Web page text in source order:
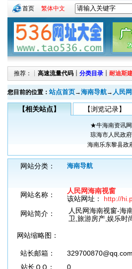
首页 繁体中文
推荐：┊ 高速流量代码 ┊ 分类目录 ┊ 耐迪斯
您目前的位置： 站点首页→海南导航→ 人民
【相关站点】 【浏览记录】
★牛海南资讯网
琼海市人民政府
海南乐东黎县政
网站分类： 海南导航
网站名称：
人民网海南视窗
该站网址： http://
网站简介：
人民网海南视窗-海
卫,旅游房产,娱乐时
网站缩略图：
站长邮箱：
329700870@qq.com
站长ＱＱ：
0